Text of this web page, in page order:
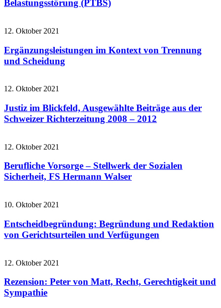
Belastungsstörung (PTBS)
12. Oktober 2021
Ergänzungsleistungen im Kontext von Trennung
und Scheidung
12. Oktober 2021
Justiz im Blickfeld, Ausgewählte Beiträge aus der
Schweizer Richterzeitung 2008 – 2012
12. Oktober 2021
Berufliche Vorsorge – Stellwerk der Sozialen
Sicherheit, FS Hermann Walser
10. Oktober 2021
Entscheidbegründung: Begründung und Redaktion
von Gerichtsurteilen und Verfügungen
12. Oktober 2021
Rezension: Peter von Matt, Recht, Gerechtigkeit und
Sympathie